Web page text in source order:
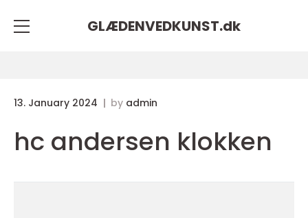
GLÆDENVEDKUNST.dk
13. January 2024 by admin
hc andersen klokken